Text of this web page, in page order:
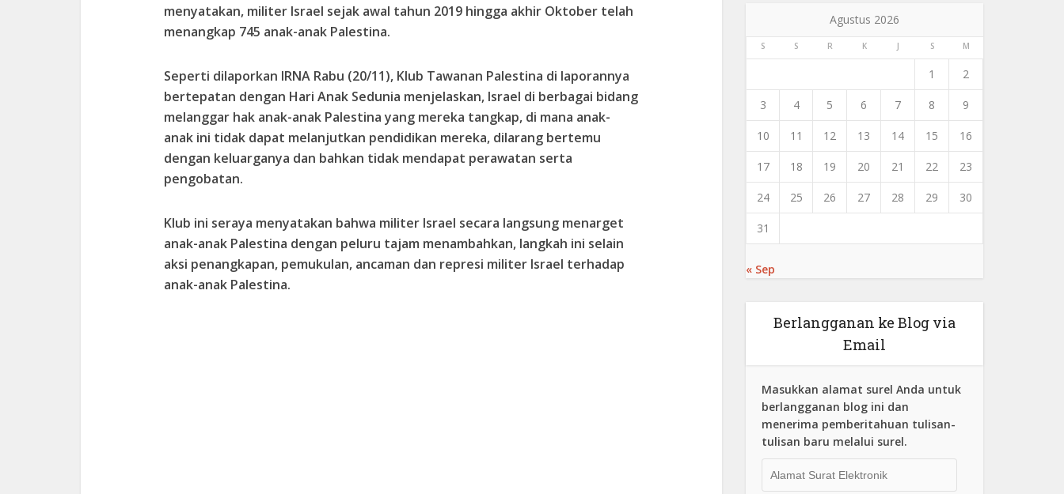
menyatakan, militer Israel sejak awal tahun 2019 hingga akhir Oktober telah
menangkap 745 anak-anak Palestina.
Seperti dilaporkan IRNA Rabu (20/11), Klub Tawanan Palestina di laporannya
bertepatan dengan Hari Anak Sedunia menjelaskan, Israel di berbagai bidang
melanggar hak anak-anak Palestina yang mereka tangkap, di mana anak-
anak ini tidak dapat melanjutkan pendidikan mereka, dilarang bertemu
dengan keluarganya dan bahkan tidak mendapat perawatan serta
pengobatan.
Klub ini seraya menyatakan bahwa militer Israel secara langsung menarget
anak-anak Palestina dengan peluru tajam menambahkan, langkah ini selain
aksi penangkapan, pemukulan, ancaman dan represi militer Israel terhadap
anak-anak Palestina.
Agustus 2026
S S R K J S M
1 2
3 4 5 6 7 8 9
10 11 12 13 14 15 16
17 18 19 20 21 22 23
24 25 26 27 28 29 30
31
« Sep
Berlangganan ke Blog via
Email
Masukkan alamat surel Anda untuk
berlangganan blog ini dan
menerima pemberitahuan tulisan-
tulisan baru melalui surel.
Surat